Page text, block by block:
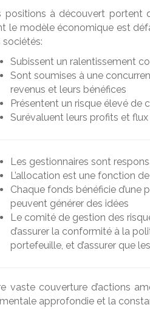
positions à découvert portent
le modèle économique est
sociétés:
Subissent un ralentissement
Sont soumises à une
revenus et leurs bénéfices
Présentent un risque élevé de
Surévaluent leurs profits et
Les gestionnaires sont
L’allocation est une fonction
Chaque fonds bénéficie
peuvent générer des idées
Le comité de gestion des
d’assurer la conformité à la
portefeuille, et d’assurer que
vaste couverture d’actions
approfondie et la